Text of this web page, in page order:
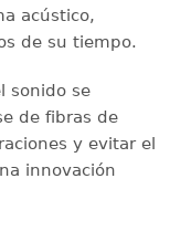
acústico,
de su tiempo.
sonido se
de fibras de
y evitar el
innovación